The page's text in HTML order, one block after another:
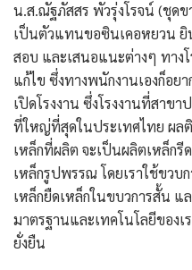
น.ส.ณัฐภัสสร พัวรุ่งโรจน์ (ชุด
เป็นตัวแทนขอซินเคอหยวน ยิ
สอบ และเสนอแนะต่างๆ ทาง
แก้ไข ซึ่งทางพนักงานเองก็อย
เปิดโรงงาน ซึ่งโรงงานที่สาข
ที่ใหญ่ที่สุดในประเทศไทย ผล
เหล็กที่ผลิต จะเป็นผลิตเหล็ก
เหล็กรูปพรรณ โดยเราใช้ขวบ
เหล็กยืดเหล็กในขบวการสั้น
มาตรฐานและเทคโนโลยีของ
ยั่งยืน